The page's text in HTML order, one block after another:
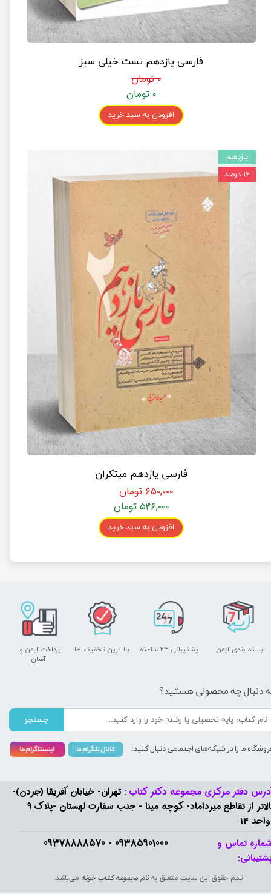
فارسی یازدهم تست خیلی سبز
۰ تومان
۰ تومان
افزودن به سبد خرید
فارسی یازدهم مبتکران
۶۵۰,۰۰۰ تومان
۵۴۶,۰۰۰ تومان
افزودن به سبد خرید
یازدهم
۱۶ درصد
09385901000 - 09378888570​​​​​​​
دفتر مرکزی مجموعه دکتر کتاب : تهران- خیابان آفریقا (جردن)-
بالاتر از تقاطع میرداماد- کوچه مینا - جنب سفارت لهستان -پلاک 9
14
تمام حقوق این سایت متعلق بهنام مجموعه کتاب خونه می‌باشد.
تماس و
پشتیبانی ۲۴ ساعته
پرداخت ایمن و ​​​​​​​
آسان
بسته بندی ایمن بالاترین تخفیف ها
دنبال چه محصولی هستید؟
جستجو
ما را در شبکه‌های اجتماعی دنبال کنید: